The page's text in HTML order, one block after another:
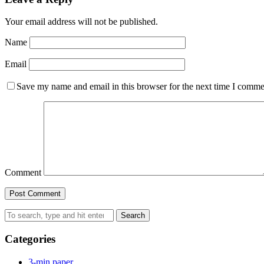
Your email address will not be published.
Name
Email
Save my name and email in this browser for the next time I
Comment
Search
Categories
3-min paper